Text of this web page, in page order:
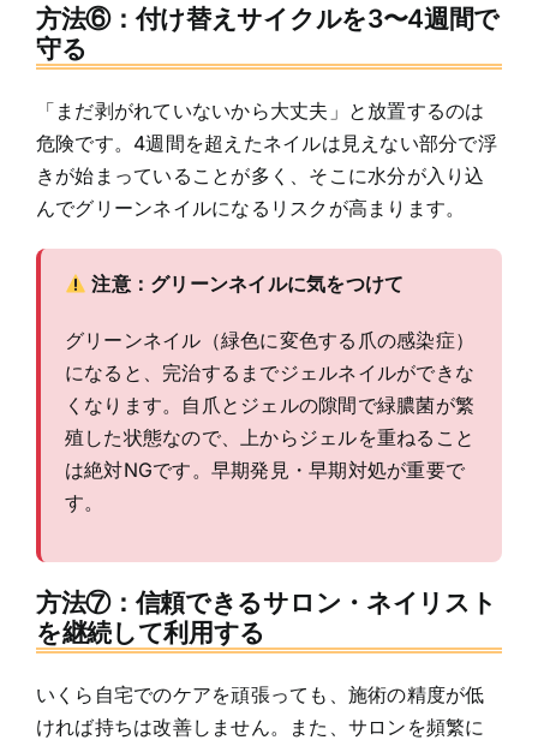
方法⑥：付け替えサイクルを3〜4週間で
守る
「まだ剥がれていないから大丈夫」と放置するのは
危険です。4週間を超えたネイルは見えない部分で浮
きが始まっていることが多く、そこに水分が入り込
んでグリーンネイルになるリスクが高まります。
注意：グリーンネイルに気をつけて
グリーンネイル（緑色に変色する爪の感染症）
になると、完治するまでジェルネイルができな
くなります。自爪とジェルの隙間で緑膿菌が繁
殖した状態なので、上からジェルを重ねること
は絶対NGです。早期発見・早期対処が重要で
す。
方法⑦：信頼できるサロン・ネイリスト
を継続して利用する
いくら自宅でのケアを頑張っても、施術の精度が低
ければ持ちは改善しません。また、サロンを頻繁に